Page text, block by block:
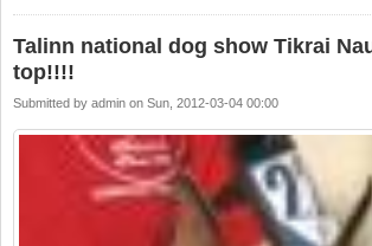
Talinn national dog show Tikrai
top!!!!
Submitted by admin on Sun, 2012-03-04 00:00